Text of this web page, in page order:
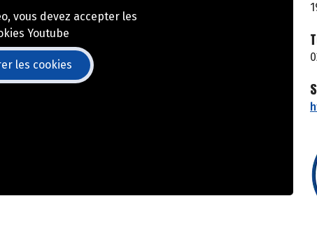
vous devez accepter les
Youtube
les cookies